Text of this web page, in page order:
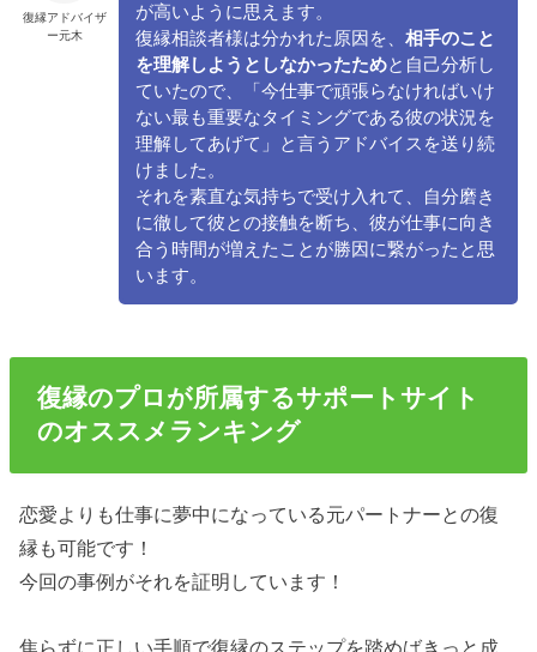
復縁アドバイザ
ー元木
が高いように思えます。
復縁相談者様は分かれた原因を、 相手のこと
を理解しようとしなかったためと自己分析し
ていたので、「今仕事で頑張らなければいけ
ない最も重要なタイミングである彼の状況を
理解してあげて」と言うアドバイスを送り続
けました。
それを素直な気持ちで受け入れて、自分磨き
に徹して彼との接触を断ち、彼が仕事に向き
合う時間が増えたことが勝因に繋がったと思
います。
復縁のプロが所属するサポートサイト
のオススメランキング
恋愛よりも仕事に夢中になっている元パートナーとの復
縁も可能です！
今回の事例がそれを証明しています！
焦らずに正しい手順で復縁のステップを踏めばきっと成